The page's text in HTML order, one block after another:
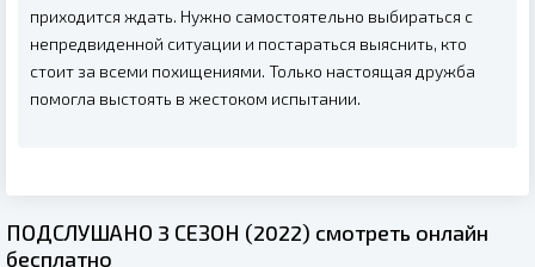
приходится ждать. Нужно самостоятельно выбираться с
непредвиденной ситуации и постараться выяснить, кто
стоит за всеми похищениями. Только настоящая дружба
помогла выстоять в жестоком испытании.
ПОДСЛУШАНО 3 СЕЗОН (2022) смотреть онлайн
бесплатно